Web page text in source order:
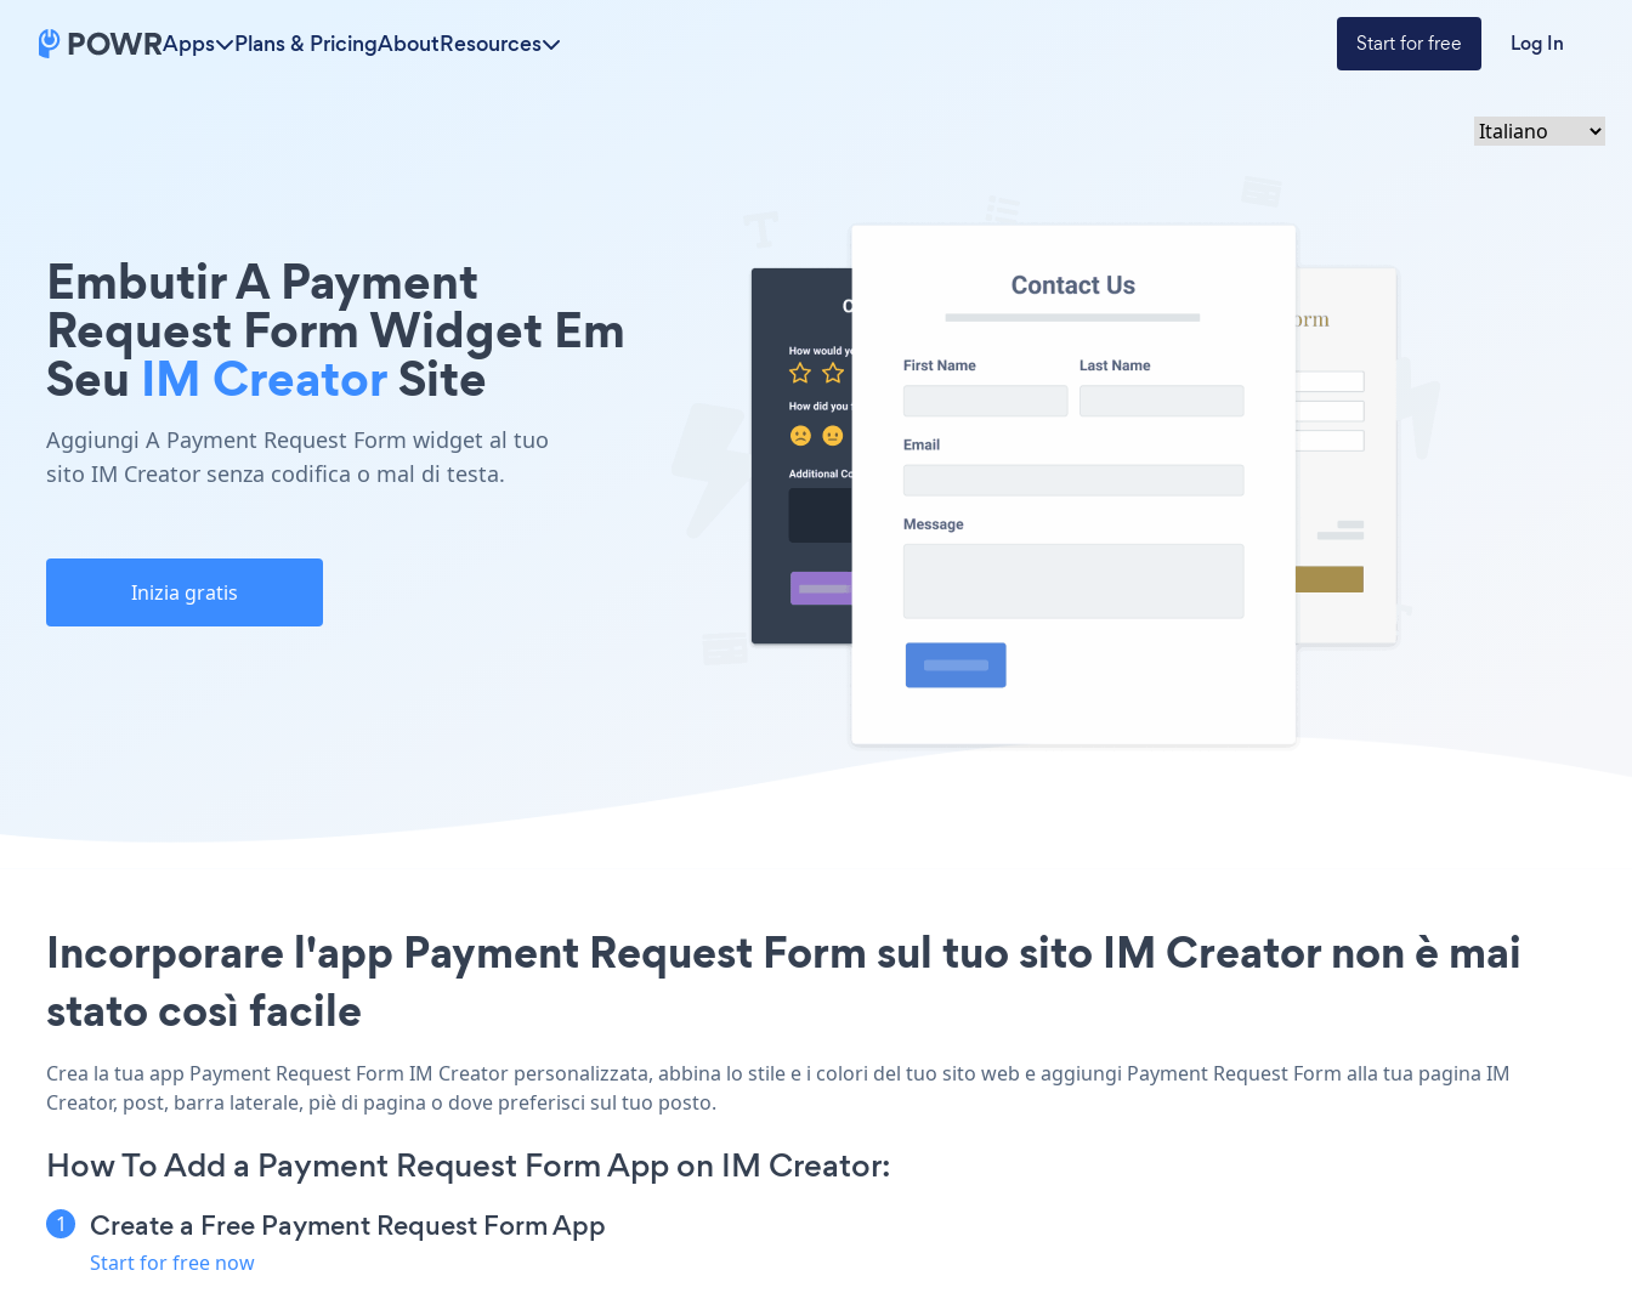
Apps Plans & PricingAboutResources Start for free Log In
Embutir A Payment
Request Form Widget Em
SeuIM CreatorSite
Aggiungi A Payment Request Form widget al tuo
sito IM Creator senza codifica o mal di testa.
Inizia gratis
Incorporare l'app Payment Request Form sul tuo sito IM Creator non è mai
stato così facile
Crea la tua app Payment Request Form IM Creator personalizzata, abbina lo stile e i colori del tuo sito web e aggiungi Payment Request Form alla tua pagina IM
Creator, post, barra laterale, piè di pagina o dove preferisci sul tuo posto.
How To Add a Payment Request Form App on IM Creator:
Create a Free Payment Request Form App
Start for free now